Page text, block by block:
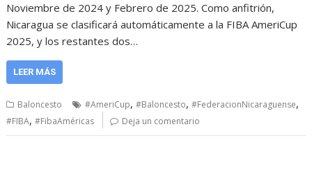
Noviembre de 2024 y Febrero de 2025. Como anfitrión,
Nicaragua se clasificará automáticamente a la FIBA AmeriCup
2025, y los restantes dos…
LEER MÁS
Baloncesto #AmeriCup,#Baloncesto,#FederacionNicaraguense,
#FIBA,#FibaAméricas Deja un comentario